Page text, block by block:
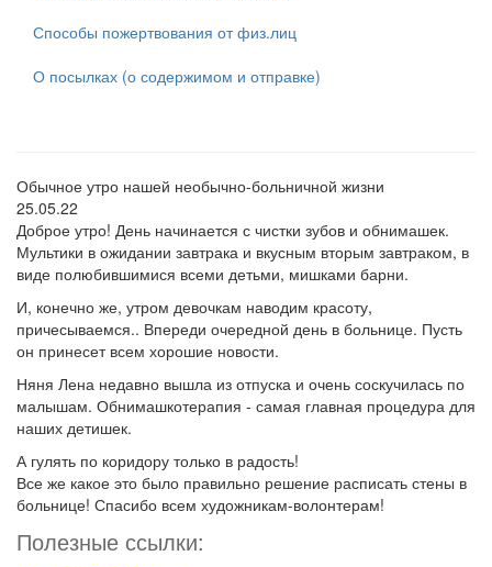
Способы пожертвования от физ.лиц
О посылках (о содержимом и отправке)
Обычное утро нашей необычно-больничной жизни
25.05.22
Доброе утро! День начинается с чистки зубов и обнимашек.
Мультики в ожидании завтрака и вкусным вторым завтраком, в
виде полюбившимися всеми детьми, мишками барни.
И, конечно же, утром девочкам наводим красоту,
причесываемся.. Впереди очередной день в больнице. Пусть
он принесет всем хорошие новости.
Няня Лена недавно вышла из отпуска и очень соскучилась по
малышам. Обнимашкотерапия - самая главная процедура для
наших детишек.
А гулять по коридору только в радость!
Все же какое это было правильно решение расписать стены в
больнице! Спасибо всем художникам-волонтерам!
Полезные ссылки: